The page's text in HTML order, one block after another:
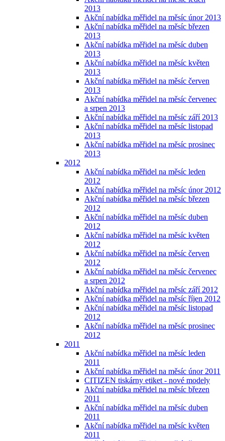
2013
Akční nabídka měřidel na měsíc únor 2013
Akční nabídka měřidel na měsíc březen
2013
Akční nabídka měřidel na měsíc duben
2013
Akční nabídka měřidel na měsíc květen
2013
Akční nabídka měřidel na měsíc červen
2013
Akční nabídka měřidel na měsíc červenec
a srpen 2013
Akční nabídka měřidel na měsíc září 2013
Akční nabídka měřidel na měsíc listopad
2013
Akční nabídka měřidel na měsíc prosinec
2013
2012
Akční nabídka měřidel na měsíc leden
2012
Akční nabídka měřidel na měsíc únor 2012
Akční nabídka měřidel na měsíc březen
2012
Akční nabídka měřidel na měsíc duben
2012
Akční nabídka měřidel na měsíc květen
2012
Akční nabídka měřidel na měsíc červen
2012
Akční nabídka měřidel na měsíc červenec
a srpen 2012
Akční nabídka měřidel na měsíc září 2012
Akční nabídka měřidel na měsíc říjen 2012
Akční nabídka měřidel na měsíc listopad
2012
Akční nabídka měřidel na měsíc prosinec
2012
2011
Akční nabídka měřidel na měsíc leden
2011
Akční nabídka měřidel na měsíc únor 2011
CITIZEN tiskárny etiket - nové modely
Akční nabídka měřidel na měsíc březen
2011
Akční nabídka měřidel na měsíc duben
2011
Akční nabídka měřidel na měsíc květen
2011